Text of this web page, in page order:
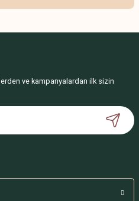
görüntülenemiyor.
bulunuyor.
olmalı.
ve kampanyalardan ilk sizin